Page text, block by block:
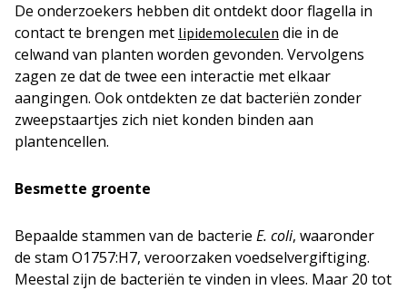
De onderzoekers hebben dit ontdekt door flagella in
contact te brengen met lipidemoleculen die in de
celwand van planten worden gevonden. Vervolgens
zagen ze dat de twee een interactie met elkaar
aangingen. Ook ontdekten ze dat bacteriën zonder
zweepstaartjes zich niet konden binden aan
plantencellen.
Besmette groente
Bepaalde stammen van de bacterie E. coli, waaronder
de stam O1757:H7, veroorzaken voedselvergiftiging.
Meestal zijn de bacteriën te vinden in vlees. Maar 20 tot